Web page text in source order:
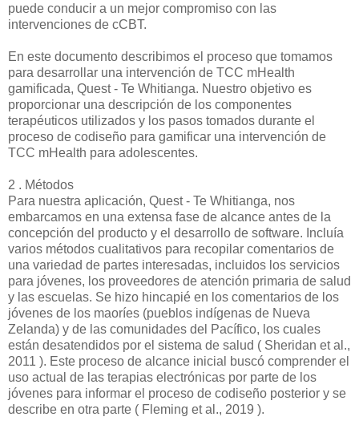
puede conducir a un mejor compromiso con las
intervenciones de cCBT.
En este documento describimos el proceso que tomamos
para desarrollar una intervención de TCC mHealth
gamificada, Quest - Te Whitianga. Nuestro objetivo es
proporcionar una descripción de los componentes
terapéuticos utilizados y los pasos tomados durante el
proceso de codiseño para gamificar una intervención de
TCC mHealth para adolescentes.
2 . Métodos
Para nuestra aplicación, Quest - Te Whitianga, nos
embarcamos en una extensa fase de alcance antes de la
concepción del producto y el desarrollo de software. Incluía
varios métodos cualitativos para recopilar comentarios de
una variedad de partes interesadas, incluidos los servicios
para jóvenes, los proveedores de atención primaria de salud
y las escuelas. Se hizo hincapié en los comentarios de los
jóvenes de los maoríes (pueblos indígenas de Nueva
Zelanda) y de las comunidades del Pacífico, los cuales
están desatendidos por el sistema de salud ( Sheridan et al.,
2011 ). Este proceso de alcance inicial buscó comprender el
uso actual de las terapias electrónicas por parte de los
jóvenes para informar el proceso de codiseño posterior y se
describe en otra parte ( Fleming et al., 2019 ).